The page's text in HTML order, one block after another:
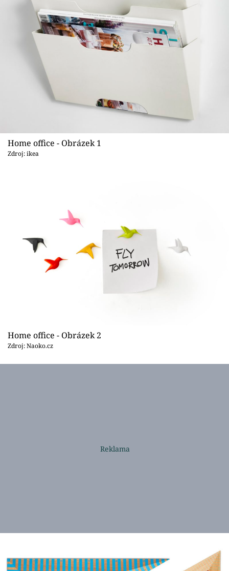
Přihlášení
Sledujte nás
Home office - Obrázek 1
Zdroj: ikea
Home office - Obrázek 2
Zdroj: Naoko.cz